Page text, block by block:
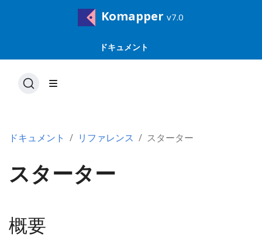
Komapper v7.0
ドキュメント
ドキュメント リファレンス スターター
スターター
概要